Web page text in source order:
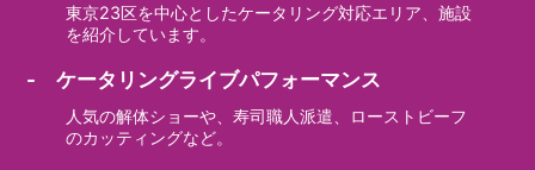
東京23区を中心としたケータリング対応エリア、施設
を紹介しています。
- ケータリングライブパフォーマンス
人気の解体ショーや、寿司職人派遣、ローストビーフ
のカッティングなど。